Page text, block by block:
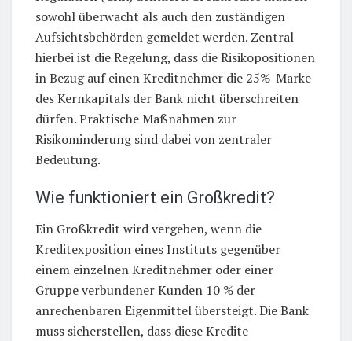
sowohl überwacht als auch den zuständigen
Aufsichtsbehörden gemeldet werden. Zentral
hierbei ist die Regelung, dass die Risikopositionen
in Bezug auf einen Kreditnehmer die 25%-Marke
des Kernkapitals der Bank nicht überschreiten
dürfen. Praktische Maßnahmen zur
Risikominderung sind dabei von zentraler
Bedeutung.
Wie funktioniert ein Großkredit?
Ein Großkredit wird vergeben, wenn die
Kreditexposition eines Instituts gegenüber
einem einzelnen Kreditnehmer oder einer
Gruppe verbundener Kunden 10 % der
anrechenbaren Eigenmittel übersteigt. Die Bank
muss sicherstellen, dass diese Kredite